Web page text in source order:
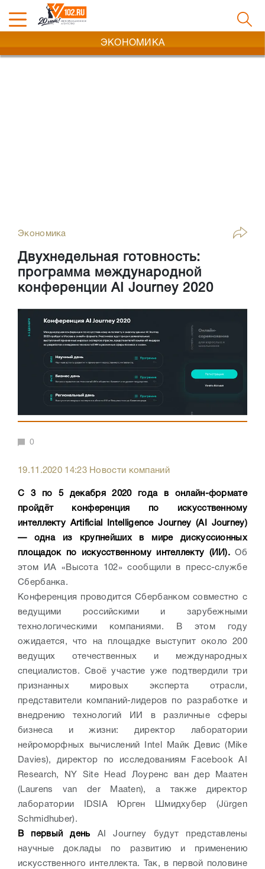
ЭКОНОМИКА
Экономика
Двухнедельная готовность:
программа международной
конференции AI Journey 2020
0
19.11.2020 14:23 Новости компаний
С 3 по 5 декабря 2020 года в онлайн-формате
пройдёт конференция по искусственному
интеллекту Artificial Intelligence Journey (AI Journey)
— одна из крупнейших в мире дискуссионных
площадок по искусственному интеллекту (ИИ). Об
этом ИА «Высота 102» сообщили в пресс-службе
Сбербанка.
Конференция проводится Сбербанком совместно с
ведущими российскими и зарубежными
технологическими компаниями. В этом году
ожидается, что на площадке выступит около 200
ведущих отечественных и международных
специалистов. Своё участие уже подтвердили три
признанных мировых эксперта отрасли,
представители компаний-лидеров по разработке и
внедрению технологий ИИ в различные сферы
бизнеса и жизни: директор лаборатории
нейроморфных вычислений Intel Майк Девис (Mike
Davies), директор по исследованиям Facebook AI
Research, NY Site Head Лоуренс ван дер Маатен
(Laurens van der Maaten), а также директор
лаборатории IDSIA Юрген Шмидхубер (Jürgen
Schmidhuber).
В первый день AI Journey будут представлены
научные доклады по развитию и применению
искусственного интеллекта. Так, в первой половине